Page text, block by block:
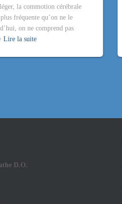
la commotion cérébrale
fréquente qu’on ne le
on ne comprend pas
Lire la suite
D.O.